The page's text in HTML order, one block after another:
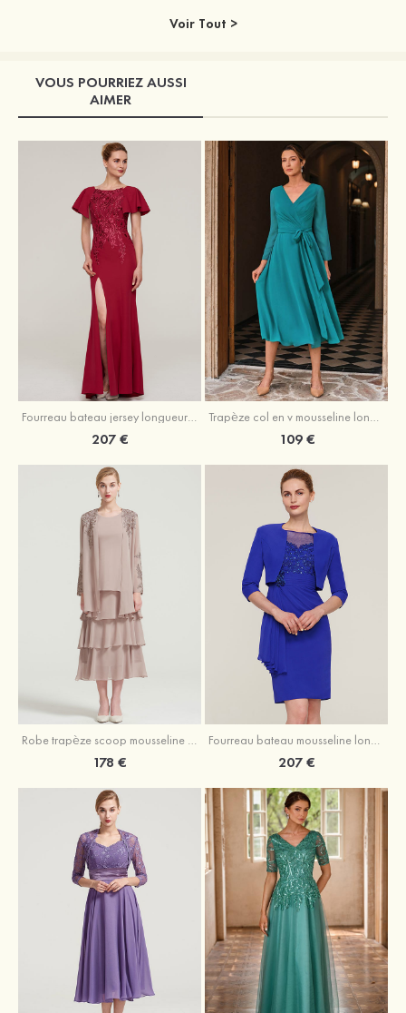
Voir Tout >
VOUS POURRIEZ AUSSI
AIMER
207 € 109 €
Robe trapèze scoop mousseline longueur mollet robe de mère de la mariée avec appliqué volants veste
178 €
Fourreau bateau mousseline longueur genou robe de mère de la mariée avec appliqué perle plissé veste
207 €